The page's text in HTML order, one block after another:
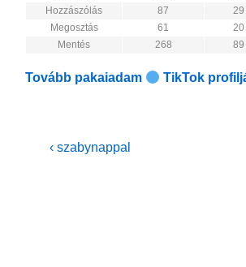
Hozzászólás
87 29
Megosztás
61 20
Mentés
268 89
Tovább pakaiadam TikTok
Bejegyzés
Previous
‹ szabynappal